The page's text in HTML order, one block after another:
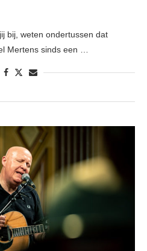
bij, weten ondertussen dat
Mertens sinds een …